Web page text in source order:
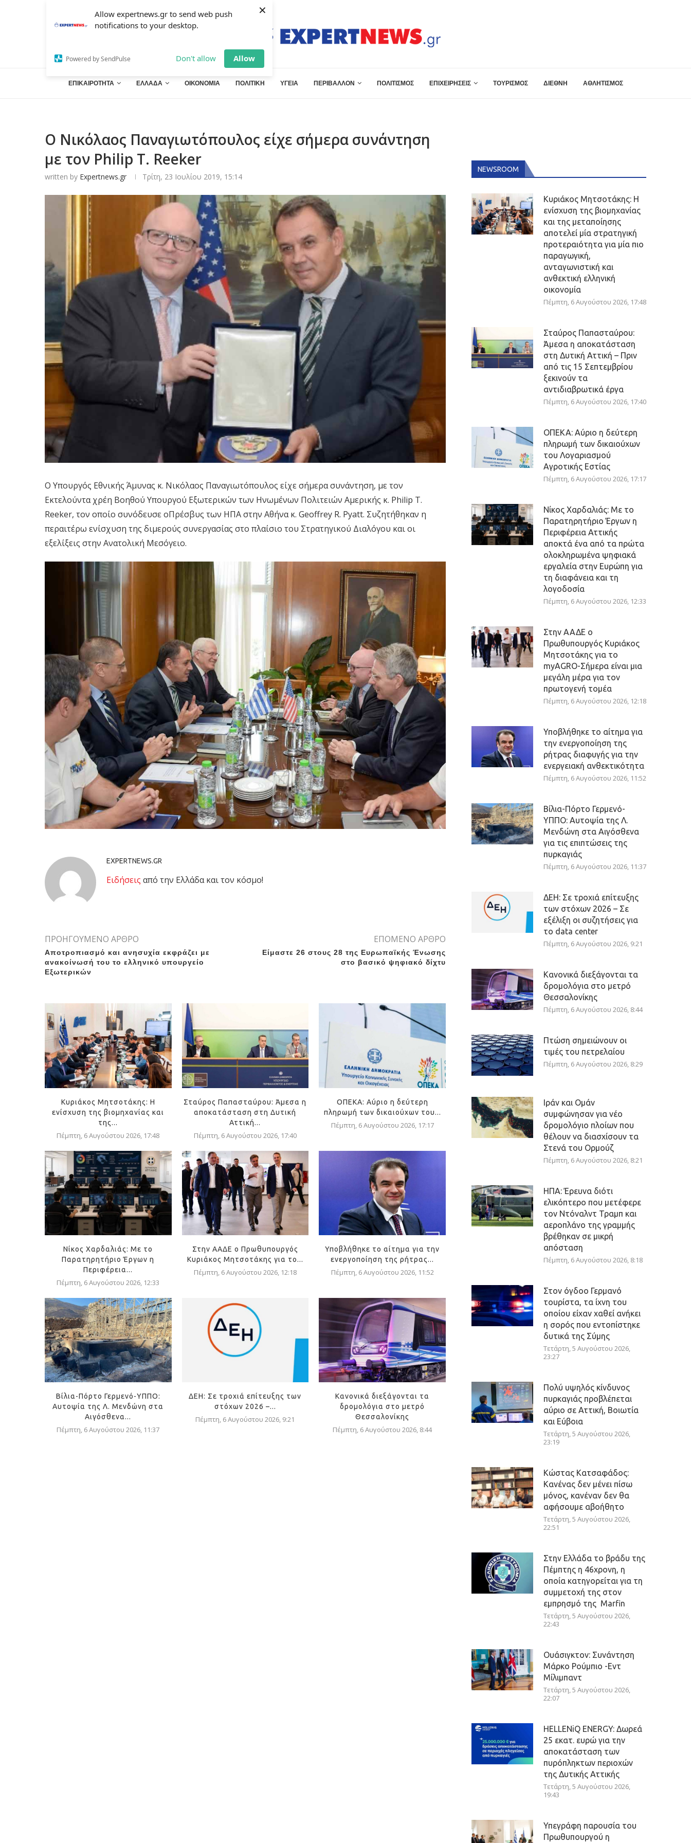
Allow expertnews.gr to send web push
notifications to your desktop.
Powered by SendPulse Don't allow Allow
×
ΕΠΙΚΑΙΡΟΤΗΤΑ ΕΛΛΑΔΑ ΟΙΚΟΝΟΜΙΑ ΠΟΛΙΤΙΚΗ ΥΓΕΙΑ ΠΕΡΙΒΑΛΛΟΝ ΠΟΛΙΤΙΣΜΟΣ ΕΠΙΧΕΙΡΗΣΕΙΣ ΤΟΥΡΙΣΜΟΣ ΔΙΕΘΝΗ ΑΘΛΗΤΙΣΜΟΣ
Ο Νικόλαος Παναγιωτόπουλος είχε σήμερα συνάντηση
με τον Philip T. Reeker
written by Expertnews.gr Τρίτη, 23 Ιουλίου 2019, 15:14
Ο Υπουργός Εθνικής Άμυνας κ. Νικόλαος Παναγιωτόπουλος είχε σήμερα συνάντηση, με τον
Εκτελούντα χρέη Βοηθού Υπουργού Εξωτερικών των Ηνωμένων Πολιτειών Αμερικής κ. Philip T.
Reeker, τον οποίο συνόδευσε οΠρέσβυς των ΗΠΑ στην Αθήνα κ. Geoffrey R. Pyatt. Συζητήθηκαν η
περαιτέρω ενίσχυση της διμερούς συνεργασίας στο πλαίσιο του Στρατηγικού Διαλόγου και οι
εξελίξεις στην Ανατολική Μεσόγειο.
EXPERTNEWS.GR
Eιδήσεις από την Ελλάδα και τον κόσμο!
ΠΡΟΗΓΟΥΜΕΝΟ ΑΡΘΡΟ
Αποτροπιασμό και ανησυχία εκφράζει με
ανακοίνωσή του το ελληνικό υπουργείο
Εξωτερικών
ΕΠΟΜΕΝΟ ΑΡΘΡΟ
Είμαστε 26 στους 28 της Ευρωπαϊκής Ένωσης
στο βασικό ψηφιακό δίχτυ
Κυριάκος Μητσοτάκης: Η
ενίσχυση της βιομηχανίας και
της...
Πέμπτη, 6 Αυγούστου 2026, 17:48
Σταύρος Παπασταύρου: Άμεσα η
αποκατάσταση στη Δυτική
Αττική...
Πέμπτη, 6 Αυγούστου 2026, 17:40
ΟΠΕΚΑ: Αύριο η δεύτερη
πληρωμή των δικαιούχων του...
Πέμπτη, 6 Αυγούστου 2026, 17:17
Νίκος Χαρδαλιάς: Με το
Παρατηρητήριο Έργων η
Περιφέρεια...
Πέμπτη, 6 Αυγούστου 2026, 12:33
Στην ΑΑΔΕ ο Πρωθυπουργός
Κυριάκος Μητσοτάκης για το...
Πέμπτη, 6 Αυγούστου 2026, 12:18
Υποβλήθηκε το αίτημα για την
ενεργοποίηση της ρήτρας...
Πέμπτη, 6 Αυγούστου 2026, 11:52
Βίλια-Πόρτο Γερμενό-ΥΠΠΟ:
Αυτοψία της Λ. Μενδώνη στα
Αιγόσθενα...
Πέμπτη, 6 Αυγούστου 2026, 11:37
ΔΕΗ: Σε τροχιά επίτευξης των
στόχων 2026 –...
Πέμπτη, 6 Αυγούστου 2026, 9:21
Κανονικά διεξάγονται τα
δρομολόγια στο μετρό
Θεσσαλονίκης
Πέμπτη, 6 Αυγούστου 2026, 8:44
NEWSROOM
Κυριάκος Μητσοτάκης: Η
ενίσχυση της βιομηχανίας
και της μεταποίησης
αποτελεί μία στρατηγική
προτεραιότητα για μία πιο
παραγωγική,
ανταγωνιστική και
ανθεκτική ελληνική
οικονομία
Πέμπτη, 6 Αυγούστου 2026, 17:48
Σταύρος Παπασταύρου:
Άμεσα η αποκατάσταση
στη Δυτική Αττική – Πριν
από τις 15 Σεπτεμβρίου
ξεκινούν τα
αντιδιαβρωτικά έργα
Πέμπτη, 6 Αυγούστου 2026, 17:40
ΟΠΕΚΑ: Αύριο η δεύτερη
πληρωμή των δικαιούχων
του Λογαριασμού
Αγροτικής Εστίας
Πέμπτη, 6 Αυγούστου 2026, 17:17
Νίκος Χαρδαλιάς: Με το
Παρατηρητήριο Έργων η
Περιφέρεια Αττικής
αποκτά ένα από τα πρώτα
ολοκληρωμένα ψηφιακά
εργαλεία στην Ευρώπη για
τη διαφάνεια και τη
λογοδοσία
Πέμπτη, 6 Αυγούστου 2026, 12:33
Στην ΑΑΔΕ ο
Πρωθυπουργός Κυριάκος
Μητσοτάκης για το
myAGRO-Σήμερα είναι μια
μεγάλη μέρα για τον
πρωτογενή τομέα
Πέμπτη, 6 Αυγούστου 2026, 12:18
Υποβλήθηκε το αίτημα για
την ενεργοποίηση της
ρήτρας διαφυγής για την
ενεργειακή ανθεκτικότητα
Πέμπτη, 6 Αυγούστου 2026, 11:52
Βίλια-Πόρτο Γερμενό-
ΥΠΠΟ: Αυτοψία της Λ.
Μενδώνη στα Αιγόσθενα
για τις επιπτώσεις της
πυρκαγιάς
Πέμπτη, 6 Αυγούστου 2026, 11:37
ΔΕΗ: Σε τροχιά επίτευξης
των στόχων 2026 – Σε
εξέλιξη οι συζητήσεις για
το data center
Πέμπτη, 6 Αυγούστου 2026, 9:21
Κανονικά διεξάγονται τα
δρομολόγια στο μετρό
Θεσσαλονίκης
Πέμπτη, 6 Αυγούστου 2026, 8:44
Πτώση σημειώνουν οι
τιμές του πετρελαίου
Πέμπτη, 6 Αυγούστου 2026, 8:29
Ιράν και Ομάν
συμφώνησαν για νέο
δρομολόγιο πλοίων που
θέλουν να διασχίσουν τα
Στενά του Ορμούζ
Πέμπτη, 6 Αυγούστου 2026, 8:21
ΗΠΑ: Έρευνα διότι
ελικόπτερο που μετέφερε
τον Ντόναλντ Τραμπ και
αεροπλάνο της γραμμής
βρέθηκαν σε μικρή
απόσταση
Πέμπτη, 6 Αυγούστου 2026, 8:18
Στον όγδοο Γερμανό
τουρίστα, τα ίχνη του
οποίου είχαν χαθεί ανήκει
η σορός που εντοπίστηκε
δυτικά της Σύμης
Τετάρτη, 5 Αυγούστου 2026,
23:27
Πολύ υψηλός κίνδυνος
πυρκαγιάς προβλέπεται
αύριο σε Αττική, Βοιωτία
και Εύβοια
Τετάρτη, 5 Αυγούστου 2026,
23:19
Κώστας Κατσαφάδος:
Κανένας δεν μένει πίσω
μόνος, κανέναν δεν θα
αφήσουμε αβοήθητο
Τετάρτη, 5 Αυγούστου 2026,
22:51
Στην Ελλάδα το βράδυ της
Πέμπτης η 46χρονη, η
οποία κατηγορείται για τη
συμμετοχή της στον
εμπρησμό της Marfin
Τετάρτη, 5 Αυγούστου 2026,
22:43
Ουάσιγκτον: Συνάντηση
Μάρκο Ρούμπιο -Εντ
Μίλιμπαντ
Τετάρτη, 5 Αυγούστου 2026,
22:07
HELLENiQ ENERGY: Δωρεά
25 εκατ. ευρώ για την
αποκατάσταση των
πυρόπληκτων περιοχών
της Δυτικής Αττικής
Τετάρτη, 5 Αυγούστου 2026,
19:43
Υπεγράφη παρουσία του
Πρωθυπουργού η